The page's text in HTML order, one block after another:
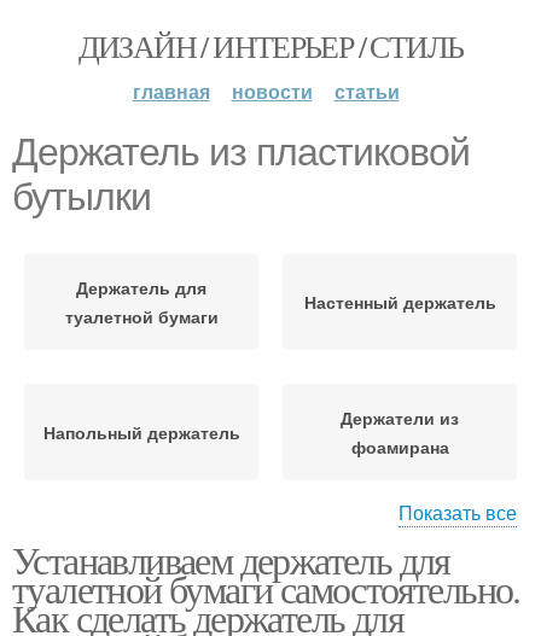
ДИЗАЙН / ИНТЕРЬЕР / СТИЛЬ
главная новости статьи
Держатель из пластиковой
бутылки
Держатель для
туалетной бумаги
Настенный держатель
Напольный держатель
Держатели из
фоамирана
держатели
Держатели на стену
Показать все
Устанавливаем держатель для
туалетной бумаги самостоятельно.
Как сделать держатель для